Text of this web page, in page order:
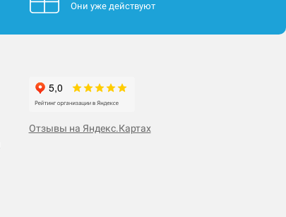
Они уже действуют
Отзывы на Яндекс.Картах